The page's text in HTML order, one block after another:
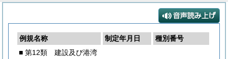
例規名称 制定年月日
種別番号
■ 第12類 建設及び港湾